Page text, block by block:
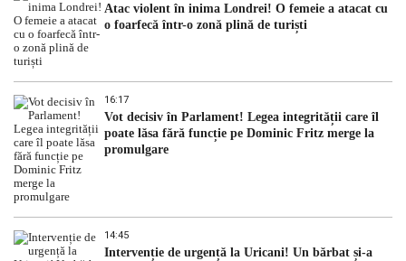
Atac violent în inima Londrei! O femeie a atacat cu
o foarfecă într-o zonă plină de turiști
16:17
Vot decisiv în Parlament! Legea integrității care îl
poate lăsa fără funcție pe Dominic Fritz merge la
promulgare
14:45
Intervenție de urgență la Uricani! Un bărbat și-a